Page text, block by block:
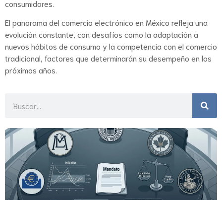
consumidores.
El panorama del comercio electrónico en México refleja una
evolución constante, con desafíos como la adaptación a
nuevos hábitos de consumo y la competencia con el comercio
tradicional, factores que determinarán su desempeño en los
próximos años.